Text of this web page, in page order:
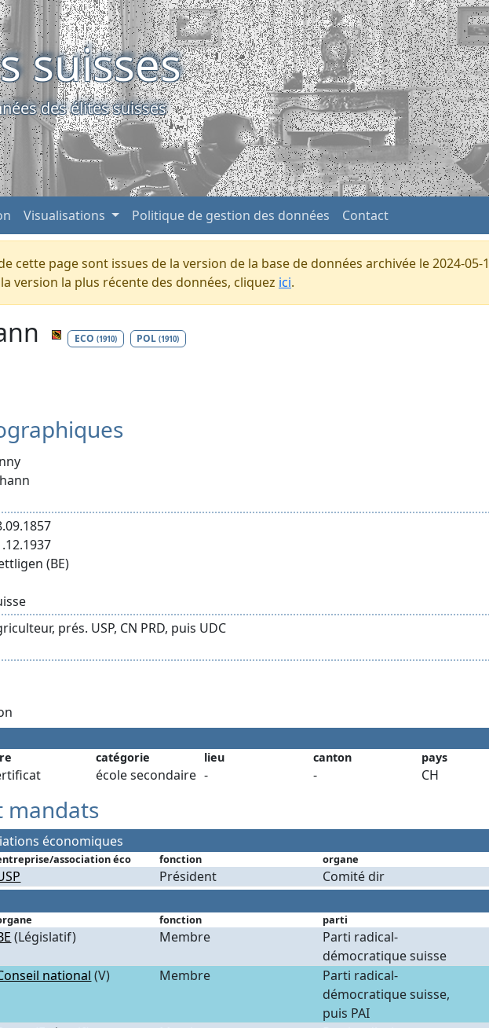
suisses
des élites suisses
Visualisations Politique de gestion des données Contact
cette page sont issues de la version de la base de données archivée le 2024-05-
version la plus récente des données, cliquez ici.
ECO (1910) POL(1910)
(BE)
prés. USP, CN PRD, puis UDC
catégorie lieu canton pays
école secondaire - - CH
mandats
économiques
association éco fonction organe
Président
Comité dir
fonction parti
(Législatif) Membre
Parti radical-
démocratique suisse
national (V) Membre
Parti radical-
démocratique suisse,
puis PAI